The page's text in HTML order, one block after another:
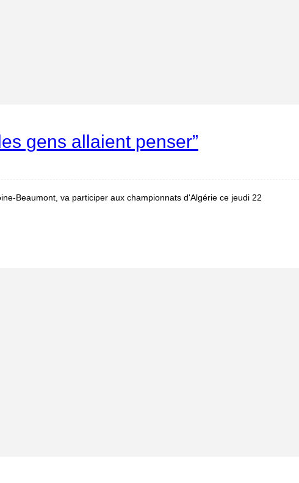
gens allaient penser”
Beaumont, va participer aux championnats d'Algérie ce jeudi 22